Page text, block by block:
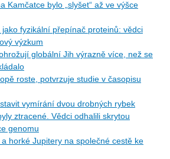
Kamčatce bylo „slyšet“ až ve výšce
jako fyzikální přepínač proteinů: vědci
výzkum
globální Jih výrazně více, než se
roste, potvrzuje studie v časopisu
vymírání dvou drobných rybek
ztracené. Vědci odhalili skrytou
genomu
horké Jupitery na společné cestě ke